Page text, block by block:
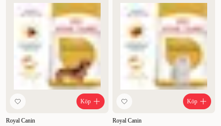
Köp
Royal Canin
Köp
Royal Canin